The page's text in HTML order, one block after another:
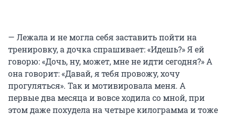
— Лежала и не могла себя заставить пойти на
тренировку, а дочка спрашивает: «Идешь?» Я ей
говорю: «Дочь, ну, может, мне не идти сегодня?» А
она говорит: «Давай, я тебя провожу, хочу
прогуляться». Так и мотивировала меня. А
первые два месяца и вовсе ходила со мной, при
этом даже похудела на четыре килограмма и тоже